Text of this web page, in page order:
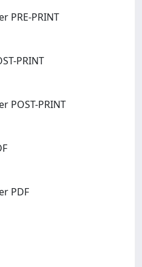
PRE-PRINT
PRINT
POST-PRINT
PDF